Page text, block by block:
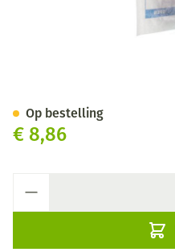
€ 8,86
Op bestelling